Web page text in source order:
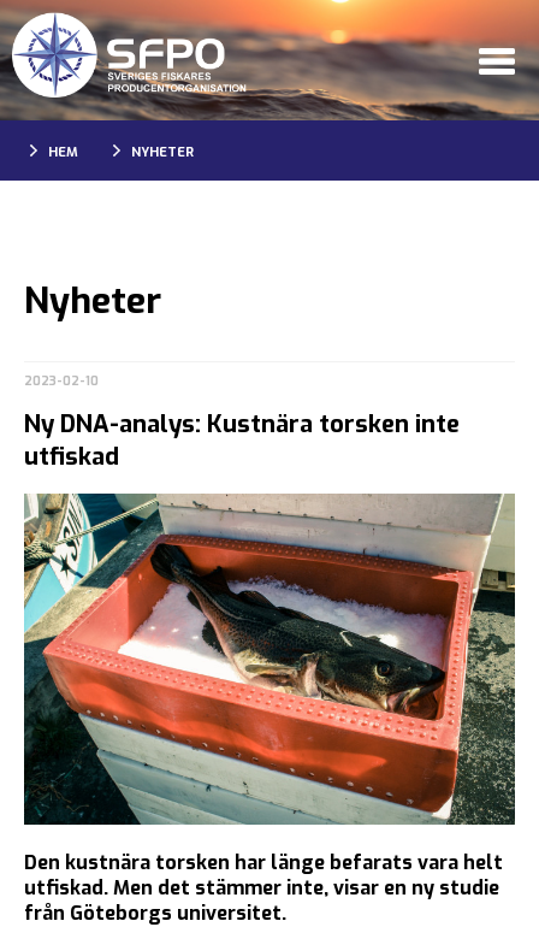
HEM NYHETER
Nyheter
2023-02-10
Ny DNA-analys: Kustnära torsken inte
utfiskad
Den kustnära torsken har länge befarats vara helt
utfiskad. Men det stämmer inte, visar en ny studie
från Göteborgs universitet.